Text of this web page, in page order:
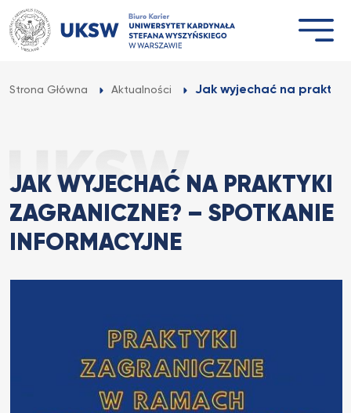
Przejdź
do
treści
Strona Główna Aktualności Jak wyjechać na
JAK WYJECHAĆ NA PRAKTYKI
ZAGRANICZNE? – SPOTKANIE
INFORMACYJNE